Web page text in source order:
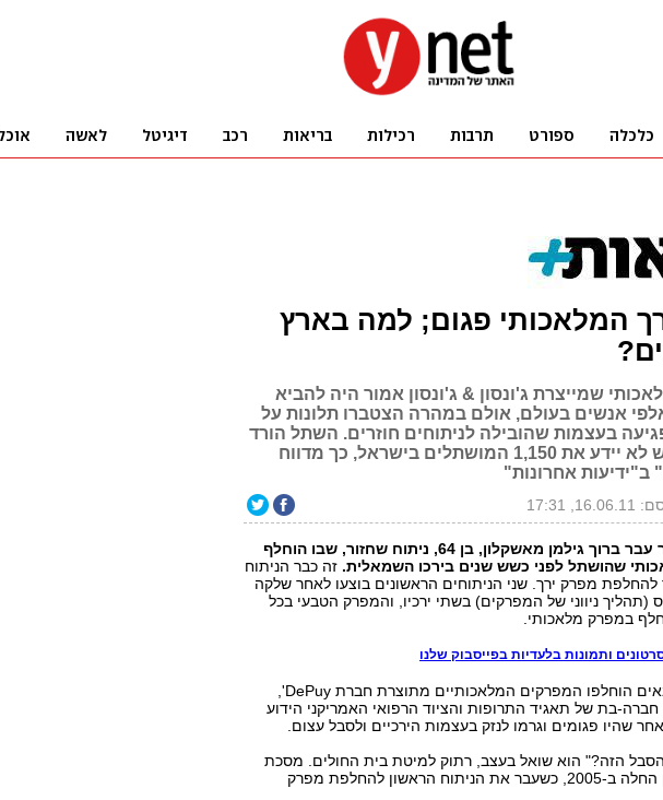
המלאכותי פגום; למה בארץ
שמייצרת ג'ונסון & ג'ונסון אמור היה להביא
אנשים בעולם, אולם במהרה הצטברו תלונות על
בעצמות שהובילה לניתוחים חוזרים. השתל הורד
מהמדף, אך איש לא יידע את 1,150 המושתלים בישראל, כך מדווח
ב"ידיעות אחרונות"
17:31
ביום חמישי שעבר עבר ברוך גילמן מאשקלון, בן ‭,64‬ ניתוח שחזור, שבו הוחלף
שהושתל לפני כשש שנים בירכו השמאלית. זה כבר הניתוח
להחלפת מפרק ירך. שני הניתוחים הראשונים בוצעו לאחר שלקה
(תהליך ניווני של המפרקים) בשתי ירכיו, והמפרק הטבעי בכל
במפרק מלאכותי.
ותמונות בלעדיות בפייסבוק שלנו
בשני הניתוחים הבאים הוחלפו המפרקים המלאכותיים מתוצרת חברת ‭,'DePuy
International Ltd'‬ חברה-בת של תאגיד התרופות והציוד הרפואי האמריקני הידוע
שהיו פגומים וגרמו לנזק בעצמות הירכיים ולסבל עצום.
"מתי כבר יסתיים הסבל הזה‭"?‬ הוא שואל בעצב, רתוק למיטת בית החולים. מסכת
הייסורים של גילמן החלה ב‭,2005-‬ כשעבר את הניתוח הראשון להחלפת מפרק